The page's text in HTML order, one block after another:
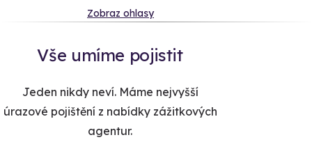
Zobraz ohlasy
Vše umíme pojistit
Jeden nikdy neví. Máme nejvyšší
úrazové pojištění z nabídky zážitkových
agentur.